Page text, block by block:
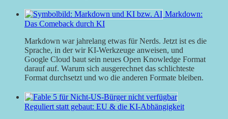
Markdown:
Das Comeback durch KI
Markdown war jahrelang etwas für Nerds. Jetzt ist es die
Sprache, in der wir KI-Werkzeuge anweisen, und
Google Cloud baut sein neues Open Knowledge Format
darauf auf. Warum sich ausgerechnet das schlichteste
Format durchsetzt und wo die anderen Formate bleiben.
Reguliert statt gebaut: EU & die KI-Abhängigkeit